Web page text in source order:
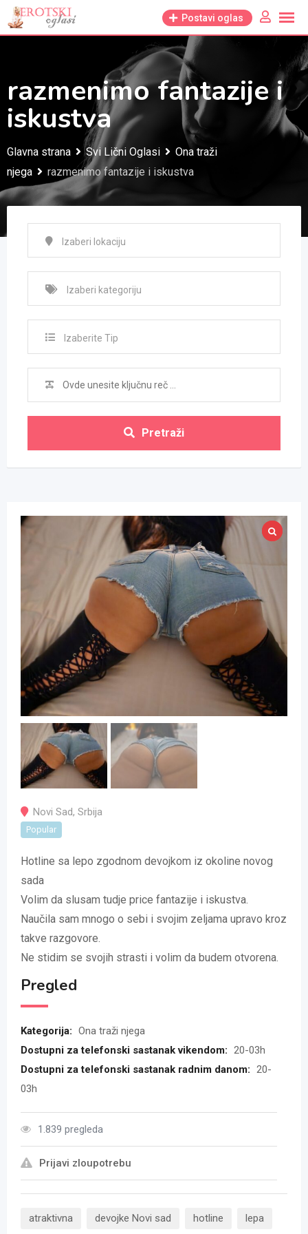
Skip
to
Postavi oglas
razmenimo fantazije i
iskustva
Glavna strana Svi Lični Oglasi
Ona traži
njega
razmenimo fantazije i iskustva
Izaberite Tip
Pretraži
Novi Sad, Srbija
Popular
Hotline sa lepo zgodnom devojkom iz okoline novog
sada
Volim da slusam tudje price fantazije i iskustva.
Naučila sam mnogo o sebi i svojim zeljama upravo kroz
takve razgovore.
Ne stidim se svojih strasti i volim da budem otvorena.
Pregled
Kategorija: Ona traži njega
Dostupni za telefonski sastanak vikendom: 20-03h
Dostupni za telefonski sastanak radnim danom: 20-
03h
1.839 pregleda
Prijavi zloupotrebu
atraktivna devojke Novi sad hotline lepa